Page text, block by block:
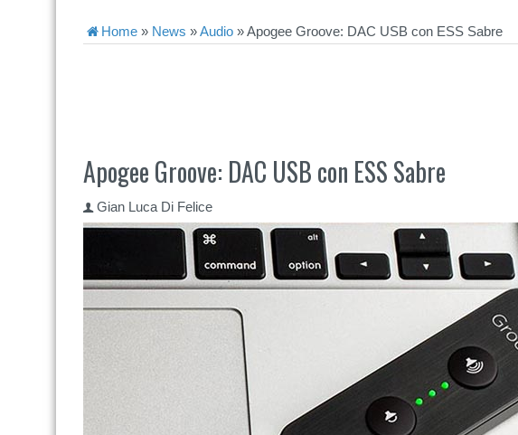
Home » News »Audio »Apogee Groove: DAC USB con ESS Sabre
Apogee Groove: DAC USB con ESS Sabre
Gian Luca Di Felice